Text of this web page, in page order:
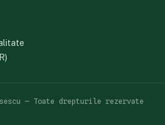
— Toate drepturile rezervate